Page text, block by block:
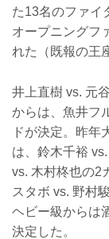
た13名のファイ
オープニングフ
れた（既報の王
井上直樹 vs. 元
からは、魚井フ
ドが決定。昨年
は、鈴木千裕
vs. 木村柊也の2
スタボ vs. 野村
ヘビー級からは
決定した。